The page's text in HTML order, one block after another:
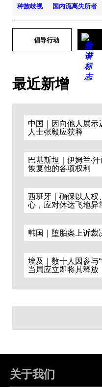
种族歧视 国内流离失所者
倡导行动
最近新增
中国｜因向他人展示
人士张毅应获释
巴基斯坦｜伊姆兰·
恢复他的各项权利
西班牙｜确保以人权
心，应对休达飞地异
韩国｜堕胎案上诉裁
埃及｜数十人因参与
当局应立即将其释放
关于我们